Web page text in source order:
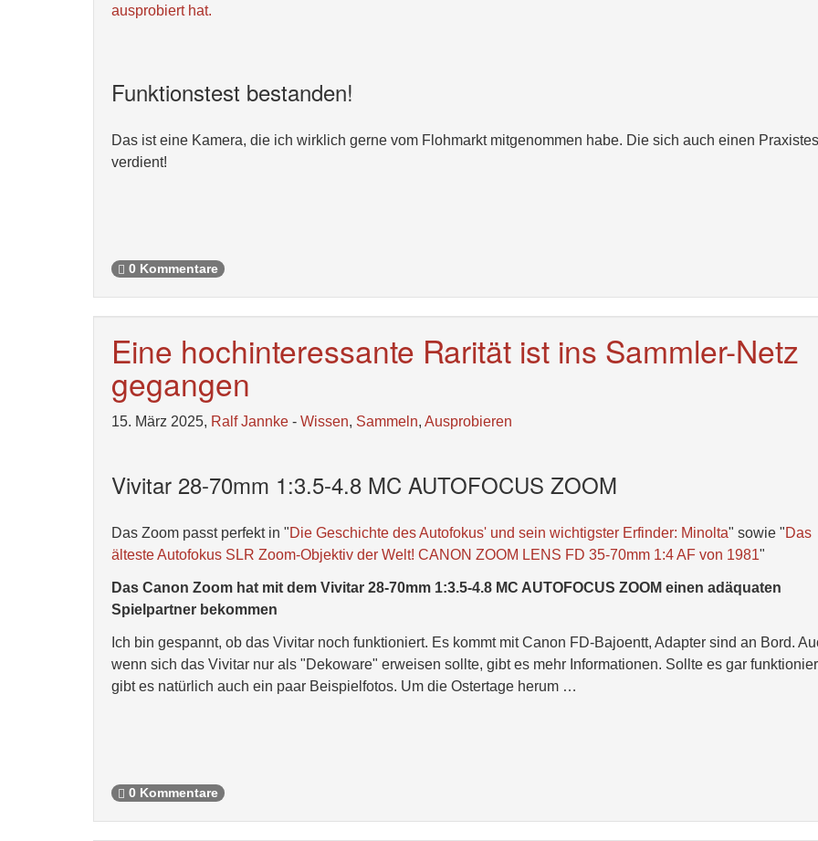
ausprobiert hat.
Funktionstest bestanden!
Das ist eine Kamera, die ich wirklich gerne vom Flohmarkt mitgenommen habe. Die sich auch einen
verdient!
0 Kommentare
Eine hochinteressante Rarität ist ins Sammler-Netz
gegangen
15. März 2025, Ralf Jannke - Wissen, Sammeln, Ausprobieren
Vivitar 28-70mm 1:3.5-4.8 MC AUTOFOCUS ZOOM
Das Zoom passt perfekt in "Die Geschichte des Autofokus' und sein wichtigster Erfinder: Minolta" sowie "Das
älteste Autofokus SLR Zoom-Objektiv der Welt! CANON ZOOM LENS FD 35-70mm 1:4 AF von 1981"
Das Canon Zoom hat mit dem Vivitar 28-70mm 1:3.5-4.8 MC AUTOFOCUS ZOOM einen adäquaten
Spielpartner bekommen
Ich bin gespannt, ob das Vivitar noch funktioniert. Es kommt mit Canon FD-Bajoentt, Adapter sind an Bord.
wenn sich das Vivitar nur als "Dekoware" erweisen sollte, gibt es mehr Informationen. Sollte es gar
gibt es natürlich auch ein paar Beispielfotos. Um die Ostertage herum …
0 Kommentare